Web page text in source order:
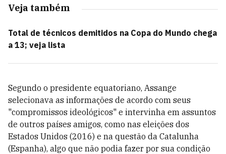
Veja também
Total de técnicos demitidos na Copa do Mundo chega
a 13; veja lista
Segundo o presidente equatoriano, Assange
selecionava as informações de acordo com seus
"compromissos ideológicos" e intervinha em assuntos
de outros países amigos, como nas eleições dos
Estados Unidos (2016) e na questão da Catalunha
(Espanha), algo que não podia fazer por sua condição